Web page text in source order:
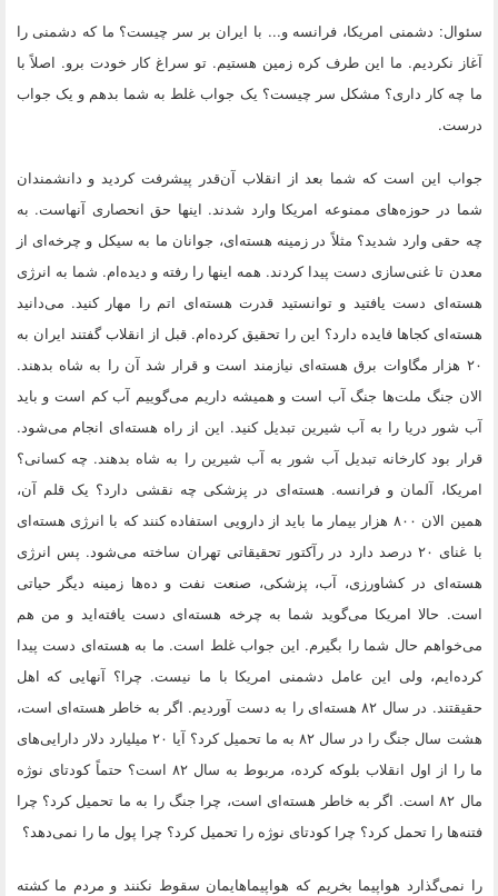
سئوال: دشمنی امریکا، فرانسه و... با ایران بر سر چیست؟ ما که دشمنی را
آغاز نکردیم. ما این طرف کره زمین هستیم. تو سراغ کار خودت برو. اصلاً با
ما چه کار داری؟ مشکل سر چیست؟ یک جواب غلط به شما بدهم و یک جواب
درست.
جواب این است که شما بعد از انقلاب آن‌قدر پیشرفت کردید و دانشمندان
شما در حوزه‌های ممنوعه امریکا وارد شدند. اینها حق انحصاری آنهاست. به
چه حقی وارد شدید؟ مثلاً در زمینه هسته‌ای، جوانان ما به سیکل و چرخه‌ای از
معدن تا غنی‌سازی دست پیدا کردند. همه اینها را رفته و دیده‌ام. شما به انرژی
هسته‌ای دست یافتید و توانستید قدرت هسته‌ای اتم را مهار کنید. می‌دانید
هسته‌ای کجاها فایده دارد؟ این را تحقیق کرده‌ام. قبل از انقلاب گفتند ایران به
۲۰ هزار مگاوات برق هسته‌ای نیازمند است و قرار شد آن را به شاه بدهند.
الان جنگ ملت‌ها جنگ آب است و همیشه داریم می‌گوییم آب کم است و باید
آب شور دریا را به آب شیرین تبدیل کنید. این از راه هسته‌ای انجام می‌شود.
قرار بود کارخانه تبدیل آب شور به آب شیرین را به شاه بدهند. چه کسانی؟
امریکا، آلمان و فرانسه. هسته‌ای در پزشکی چه نقشی دارد؟ یک قلم آن،
همین الان ۸۰۰ هزار بیمار ما باید از دارویی استفاده کنند که با انرژی هسته‌ای
با غنای ۲۰ درصد دارد در رآکتور تحقیقاتی تهران ساخته می‌شود. پس انرژی
هسته‌ای در کشاورزی، آب، پزشکی، صنعت نفت و ده‌ها زمینه دیگر حیاتی
است. حالا امریکا می‌گوید شما به چرخه‌ هسته‌ای دست یافته‌اید و من هم
می‌خواهم حال شما را بگیرم. این جواب غلط است. ما به هسته‌ای دست پیدا
کرده‌ایم، ولی این عامل دشمنی امریکا با ما نیست. چرا؟ آنهایی که اهل
حقیقتند. در سال ۸۲ هسته‌ای را به دست آوردیم. اگر به خاطر هسته‌ای است،
هشت سال جنگ را در سال ۸۲ به ما تحمیل کرد؟ آیا ۲۰ میلیارد دلار دارایی‌های
ما را از اول انقلاب بلوکه کرده، مربوط به سال ۸۲ است؟ حتماً کودتای نوژه
مال ۸۲ است. اگر به خاطر هسته‌ای است، چرا جنگ را به ما تحمیل کرد؟ چرا
فتنه‌ها را تحمل کرد؟ چرا کودتای نوژه را تحمیل کرد؟ چرا پول ما را نمی‌دهد؟
را نمی‌گذارد هواپیما بخریم که هواپیماهایمان سقوط نکنند و مردم ما کشته